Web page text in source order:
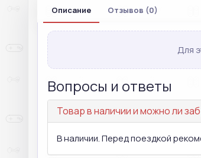
Описание Отзывов (0)
Для
Вопросы и ответы
Товар в наличии и можно ли
В наличии. Перед поездкой